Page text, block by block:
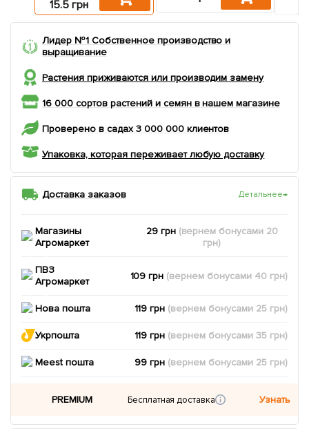
15.5 грн
Лидер №1 Собственное производство и
выращивание
Растения приживаются или производим замену
16 000 сортов растений и семян в нашем магазине
Проверено в садах 3 000 000 клиентов
Упаковка, которая переживает любую доставку
Доставка заказов Детальнее→
Магазины
Агромаркет
29 грн (вернем бонусами 20
грн)
ПВЗ
Агромаркет
109 грн (вернем бонусами 40 грн)
Нова пошта 119 грн (вернем бонусами 25 грн)
Укрпошта 119 грн (вернем бонусами35 грн)
Meest пошта 99 грн (вернем бонусами 25 грн)
PREMIUM Бесплатная доставка Узнать